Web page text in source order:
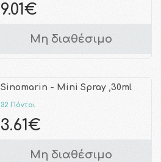
9.01€
Μη διαθέσιμο
Sinomarin - Mini Spray ,30ml
32 Πόντοι
3.61€
Μη διαθέσιμο